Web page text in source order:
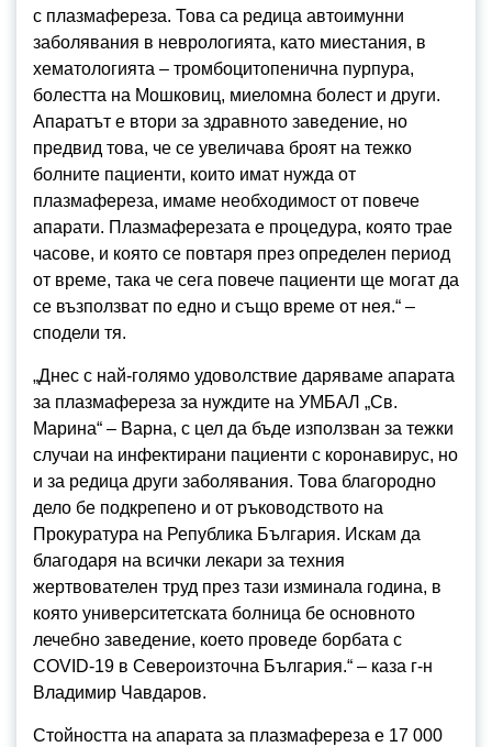
с плазмафереза. Това са редица автоимунни
заболявания в неврологията, като миестания, в
хематологията – тромбоцитопенична пурпура,
болестта на Мошковиц, миеломна болест и други.
Апаратът е втори за здравното заведение, но
предвид това, че се увеличава броят на тежко
болните пациенти, които имат нужда от
плазмафереза, имаме необходимост от повече
апарати. Плазмаферезата е процедура, която трае
часове, и която се повтаря през определен период
от време, така че сега повече пациенти ще могат да
се възползват по едно и също време от нея.“ –
сподели тя.
„Днес с най-голямо удоволствие даряваме апарата
за плазмафереза за нуждите на УМБАЛ „Св.
Марина“ – Варна, с цел да бъде използван за тежки
случаи на инфектирани пациенти с коронавирус, но
и за редица други заболявания. Това благородно
дело бе подкрепено и от ръководството на
Прокуратура на Република България. Искам да
благодаря на всички лекари за техния
жертвователен труд през тази изминала година, в
която университетската болница бе основното
лечебно заведение, което проведе борбата с
COVID-19 в Североизточна България.“ – каза г-н
Владимир Чавдаров.
Стойността на апарата за плазмафереза е 17 000